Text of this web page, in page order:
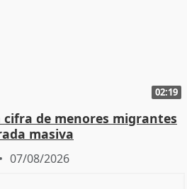
02:19
cifra de menores migrantes
masiva
07/08/2026